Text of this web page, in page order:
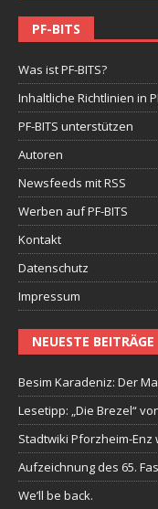
PF-BITS
Was ist PF-BITS?
Inhaltliche Richtlinien in
PF-BITS unterstützen
Autoren
Newsfeeds mit RSS
Werben auf PF-BITS
Kontakt
Datenschutz
Impressum
NEUESTE BEITRÄGE
Besim Karadeniz: Der
Lesetipp: „Die Brezel“
Stadtwiki Pforzheim-Enz
Aufzeichnung des 65.
We’ll be back.